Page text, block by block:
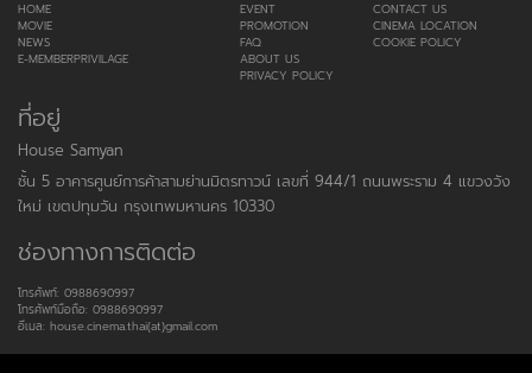
HOME
MOVIE
NEWS
E-MEMBERPRIVILAGE
EVENT
PROMOTION
FAQ
ABOUT US
PRIVACY POLICY
CONTACT US
CINEMA LOCATION
COOKIE POLICY
ที่อยู่
House Samyan
ชั้น 5 อาคารศูนย์การค้าสามย่านมิตรทาวน์ เลขที่ 944/1 ถนนพระราม 4 แขวงวัง
ใหม่ เขตปทุมวัน กรุงเทพมหานคร 10330
ช่องทางการติดต่อ
โทรศัพท์: 0988690997
โทรศัพท์มือถือ: 0988690997
อีเมล: house.cinema.thai(at)gmail.com